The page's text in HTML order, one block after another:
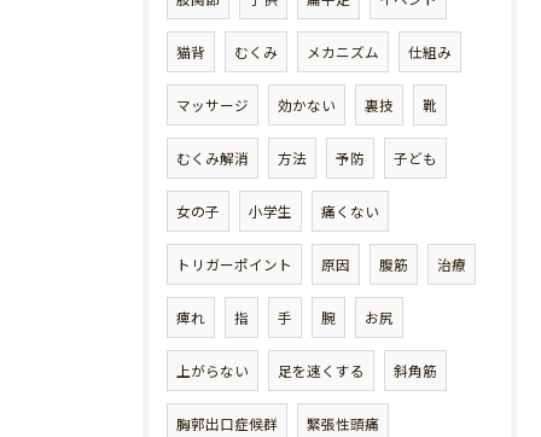
猫背 むくみ メカニズム 仕組み
マッサージ 効かない 裏技 靴
むくみ解消 方法 予防 子ども
女の子 小学生 痛くない
トリガーポイント 原因 腹筋 治療
痺れ 指 手 腕 お尻
上がらない 足を速くする 斜角筋
胸郭出口症候群 緊張性頭痛